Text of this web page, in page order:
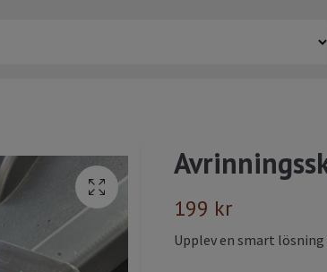
199 kr
Upplev en smart lösning